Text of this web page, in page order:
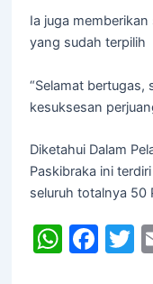
Ia juga
yang sudah terpilih
“Selamat bertugas,
kesuksesan
Diketahui Dalam
Paskibraka ini
seluruh totalnya 50
W F T